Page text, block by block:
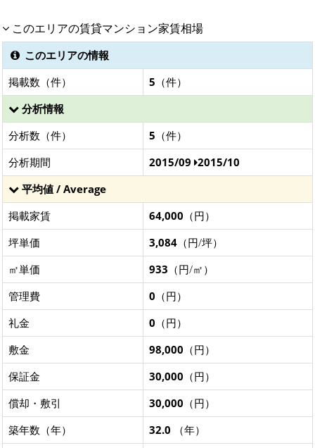
このエリアの賃貸マンション家賃相場
このエリアの情報
掲載数（件）
5 （件）
分析情報
分析数（件）
5 （件）
分析期間
2015/09 2015/10
平均値 / Average
掲載家賃
64,000 （円）
坪単価
3,084 （円/坪）
㎡単価
933 （円/㎡）
管理費
0 （円）
礼金
0 （円）
敷金
98,000 （円）
保証金
30,000 （円）
償却・敷引
30,000 （円）
築年数（年）
32.0 （年）